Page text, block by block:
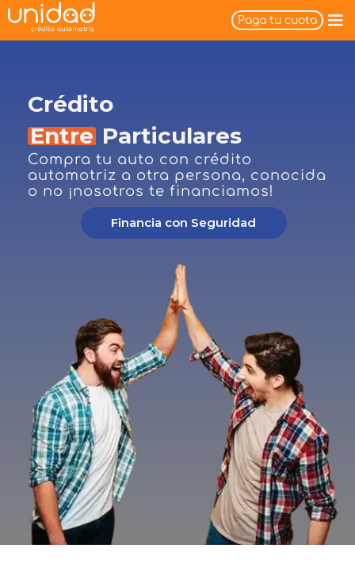
Paga tu cuota
Crédito
EntreParticulares
Compra tu auto con crédito
automotriz a otra persona, conocida
o no ¡nosotros te financiamos!
Financia con Seguridad